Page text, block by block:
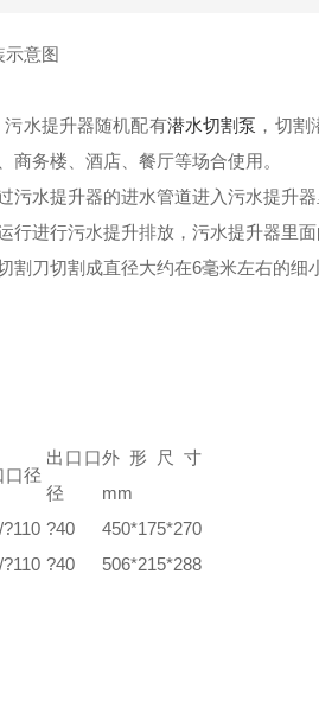
示意图
污水提升器随机配有潜水切割泵 ， 切割
商务楼 、酒店、餐厅等场合使用 。
污水提升器的进水管道进入污水提升
行进行污水提升排放 ， 污水提升器里面
割刀切割成直径大约在6毫米左右的细
口径
出口口
径
外形尺寸
mm
?110 ?40
450*175*270
?110 ?40
506*215*288